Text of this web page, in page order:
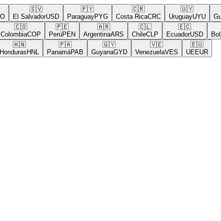
🇸🇻
El SalvadorUSD
🇵🇾
ParaguayPYG
🇨🇷
Costa RicaCRC
🇺🇾
UruguayUYU
🇨🇴
COP
🇵🇪
PerúPEN
🇦🇷
ArgentinaARS
🇨🇱
ChileCLP
🇪🇨
EcuadorUSD
🇭🇳
HNL
🇵🇦
PanamáPAB
🇬🇾
GuyanaGYD
🇻🇪
VenezuelaVES
🇪🇺
UEEUR